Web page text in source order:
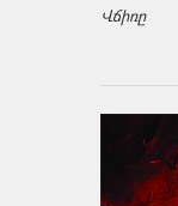
Վճիռը